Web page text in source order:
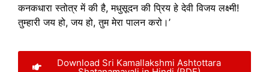
कनकधारा स्तोत्र में की है, मधुसूदन की प्रिय हे देवी विजय लक्ष्मी!
तुम्हारी जय हो, जय हो, तुम मेरा पालन करो।’
Download Sri Kamallakshmi Ashtottara